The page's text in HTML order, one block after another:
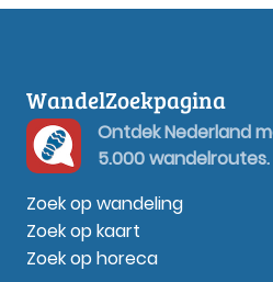
WandelZoekpagina
Ontdek Nederland
5.000 wandelroutes.
Zoek op wandeling
Zoek op kaart
Zoek op horeca